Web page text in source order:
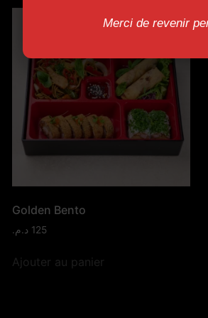
Golden Bento
125 د.م.
Ajouter au panier
Merci de revenir